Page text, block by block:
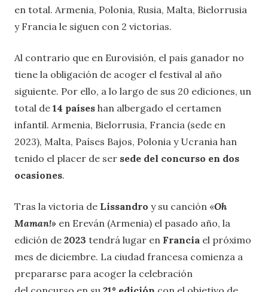
en total. Armenia, Polonia, Rusia, Malta, Bielorrusia
y Francia le siguen con 2 victorias.
Al contrario que en Eurovisión, el país ganador no
tiene la obligación de acoger el festival al año
siguiente. Por ello, a lo largo de sus 20 ediciones, un
total de 14 países han albergado el certamen
infantil. Armenia, Bielorrusia, Francia (sede en
2023), Malta, Países Bajos, Polonia y Ucrania han
tenido el placer de ser sede del concurso en dos
ocasiones.
Tras la victoria de Lissandro y su canción «Oh
Maman!» en Ereván (Armenia) el pasado año, la
edición de 2023 tendrá lugar en Francia el próximo
mes de diciembre. La ciudad francesa comienza a
prepararse para acoger la celebración